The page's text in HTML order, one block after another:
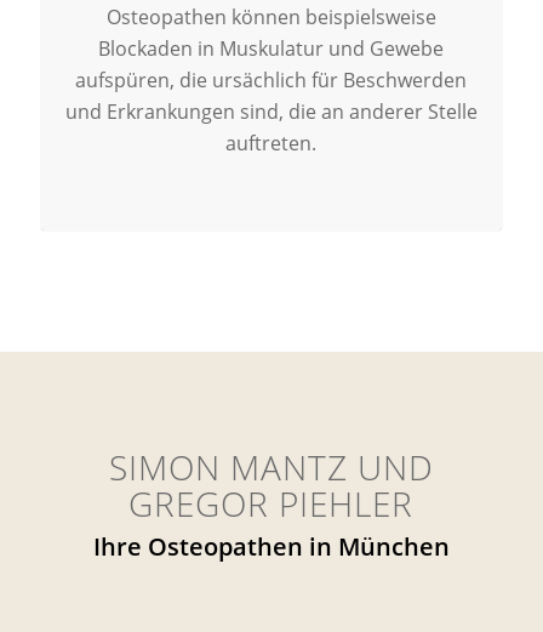
Osteopathen können beispielsweise
Blockaden in Muskulatur und Gewebe
aufspüren, die ursächlich für Beschwerden
und Erkrankungen sind, die an anderer Stelle
auftreten.
SIMON MANTZ UND
GREGOR PIEHLER
Ihre Osteopathen in München